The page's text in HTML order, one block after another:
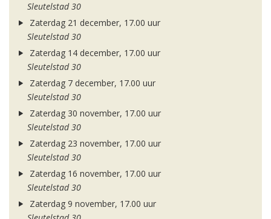
Sleutelstad 30
Zaterdag 21 december, 17.00 uur
Sleutelstad 30
Zaterdag 14 december, 17.00 uur
Sleutelstad 30
Zaterdag 7 december, 17.00 uur
Sleutelstad 30
Zaterdag 30 november, 17.00 uur
Sleutelstad 30
Zaterdag 23 november, 17.00 uur
Sleutelstad 30
Zaterdag 16 november, 17.00 uur
Sleutelstad 30
Zaterdag 9 november, 17.00 uur